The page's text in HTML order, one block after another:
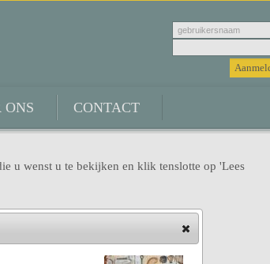
ONS CONTACT
u wenst u te bekijken en klik tenslotte op 'Lees